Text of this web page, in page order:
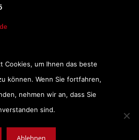
Cookies, um Ihnen das beste
können. Wenn Sie fortfahren,
nehmen wir an, dass Sie
sind.
Ablehnen